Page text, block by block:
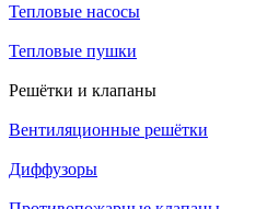
Тепловые насосы
Тепловые пушки
Решётки и клапаны
Вентиляционные решётки
Диффузоры